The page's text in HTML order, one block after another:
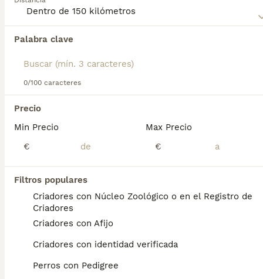
Palabra clave
0/100 caracteres
Precio
Min Precio
€
Max Precio
€
Filtros populares
Criadores con Núcleo Zoológico o en el Registro de
Criadores
Criadores con Afijo
Criadores con identidad verificada
Perros con Pedigree
perro.
Encontramos 0 Pastor Australiano Perros en
Si deseas exactamente esta búsqueda guarda tu
búsqueda y espera el resultado perfecto:
Preguntas frecuentes
¿Cuánto cuesta un cachorro
de Pastor Australiano?
El coste medio de un cachorro de Pastor
Australiano en España es de
aproximadamente 1335€, aunque los precios
pueden variar según factores como el